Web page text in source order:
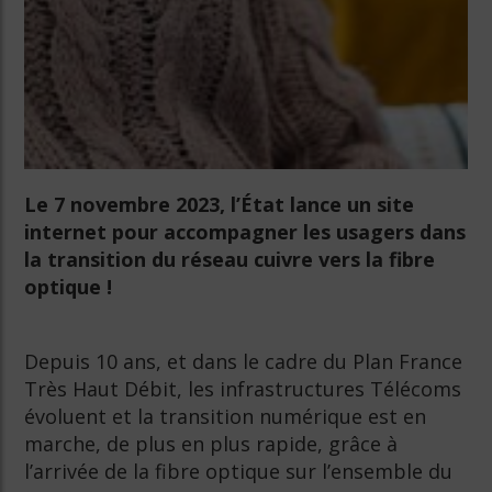
Le 7 novembre 2023, l’État lance un site
internet pour accompagner les usagers dans
la transition du réseau cuivre vers la fibre
optique !
Depuis 10 ans, et dans le cadre du Plan France
Très Haut Débit, les infrastructures Télécoms
évoluent et la transition numérique est en
marche, de plus en plus rapide, grâce à
l’arrivée de la fibre optique sur l’ensemble du